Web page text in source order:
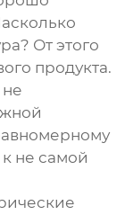
От этого
продукта.
не самой